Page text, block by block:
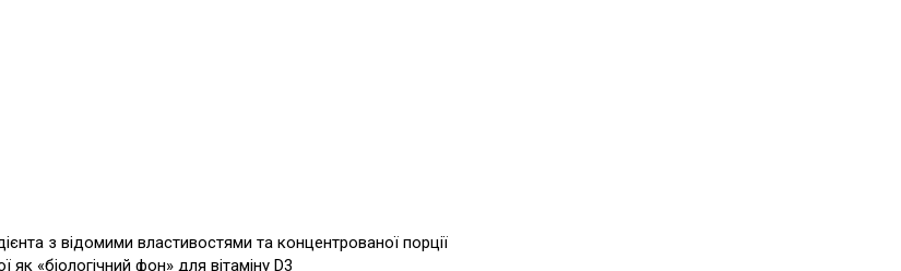
з відомими властивостями та концентрованої порції
«біологічний фон» для вітаміну D3